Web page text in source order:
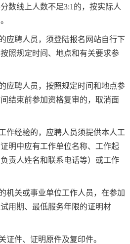
数线上人数不足3:1的，按实际人
应聘人员，须登陆报名网站自行下
照规定时间、地点和有关要求参
应聘人员，按照规定时间和地点参
结束前参加资格复审的，取消面
作经验的，应聘人员须提供本人工
明中应有工作单位名称、工作起
责人姓名和联系电话等）或工作
机关或事业单位工作人员，在参加
用期、最低服务年限的证明材
证件、证明原件及复印件。